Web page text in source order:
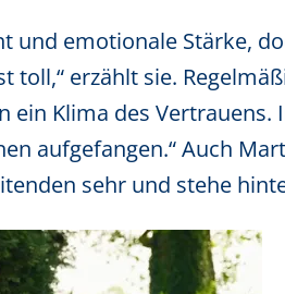
und emotionale Stärke,
erzählt sie.
Klima des
aufgefangen.“ Auch
sehr und stehe